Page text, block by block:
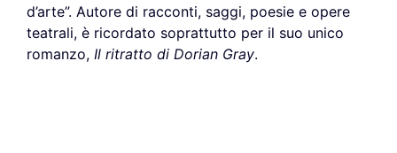
d’arte”. Autore di racconti, saggi, poesie e opere
teatrali, è ricordato soprattutto per il suo unico
romanzo, Il ritratto di Dorian Gray.